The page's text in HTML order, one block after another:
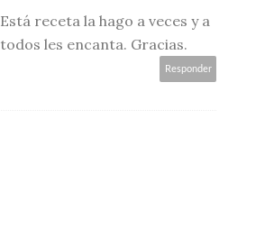
Está receta la hago a veces y a
todos les encanta. Gracias.
Responder